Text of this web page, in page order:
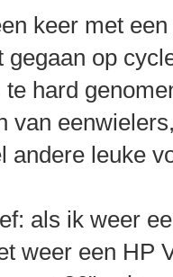
keer met
gegaan op
te hard
van
andere leuke
als ik weer
weer een HP